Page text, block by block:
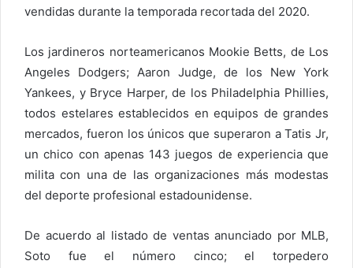
vendidas durante la temporada recortada del 2020.
Los jardineros norteamericanos Mookie Betts, de Los
Angeles Dodgers; Aaron Judge, de los New York
Yankees, y Bryce Harper, de los Philadelphia Phillies,
todos estelares establecidos en equipos de grandes
mercados, fueron los únicos que superaron a Tatis Jr,
un chico con apenas 143 juegos de experiencia que
milita con una de las organizaciones más modestas
del deporte profesional estadounidense.
De acuerdo al listado de ventas anunciado por MLB,
Soto fue el número cinco; el torpedero